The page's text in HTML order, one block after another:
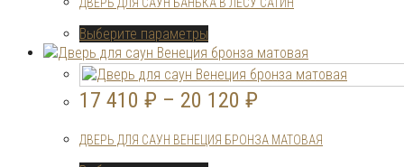
можно
выбрать
на
странице
товара.
Выберите параметры
товар
имеет
несколько
вариаций.
можно
выбрать
17 410 ₽ – 20 120 ₽
ДВЕРЬ ДЛЯ САУН ВЕНЕЦИЯ БРОНЗА МАТОВАЯ